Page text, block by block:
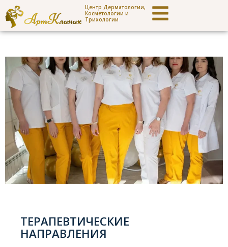
Центр Дерматологии,
Косметологии и
Трихологии
ТЕРАПЕВТИЧЕСКИЕ
НАПРАВЛЕНИЯ